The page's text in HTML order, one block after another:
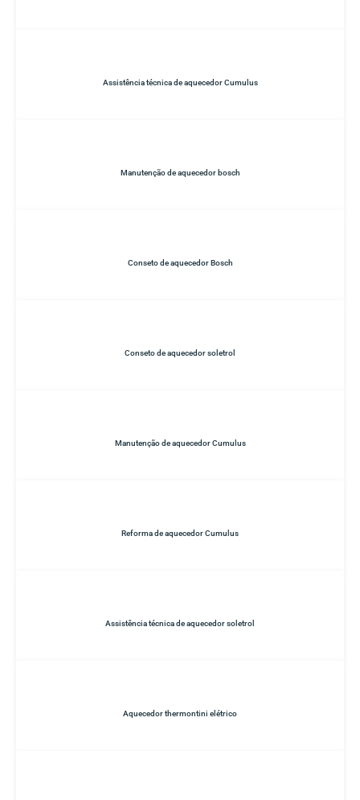
Assistência técnica de aquecedor Cumulus
Manutenção de aquecedor bosch
Conseto de aquecedor Bosch
Conseto de aquecedor soletrol
Manutenção de aquecedor Cumulus
Reforma de aquecedor Cumulus
Assistência técnica de aquecedor soletrol
Aquecedor thermontini elétrico